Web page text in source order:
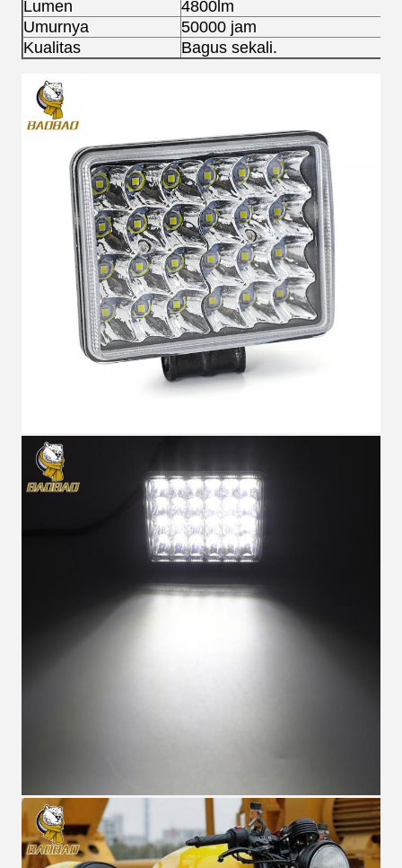
Lumen
4800lm
Umurnya
50000 jam
Kualitas
Bagus sekali.